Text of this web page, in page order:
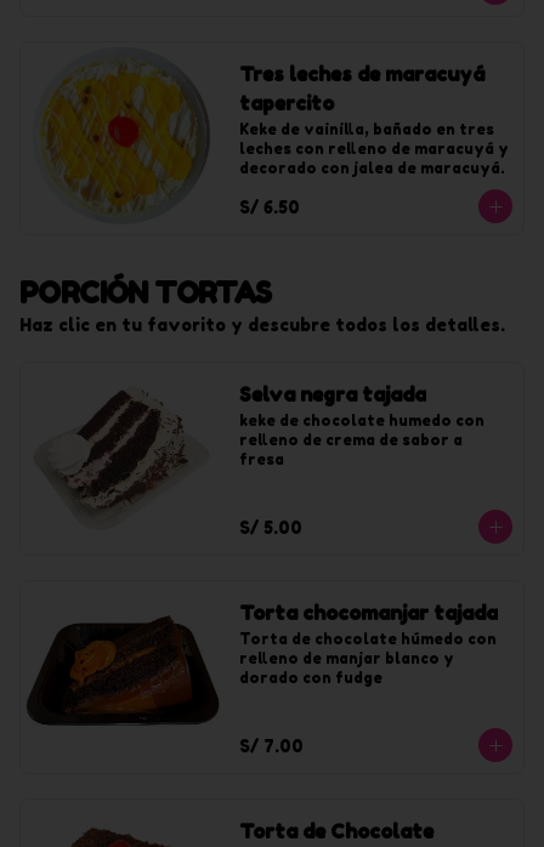
Tres leches de maracuyá
tapercito
Keke de vainilla, bañado en tres
leches con relleno de maracuyá y
decorado con jalea de maracuyá.
S/ 6.50
PORCIÓN TORTAS
Haz clic en tu favorito y descubre todos los detalles.
Selva negra tajada
keke de chocolate humedo con
relleno de crema de sabor a
fresa
S/ 5.00
Torta chocomanjar tajada
Torta de chocolate húmedo con
relleno de manjar blanco y
dorado con fudge
S/ 7.00
Torta de Chocolate